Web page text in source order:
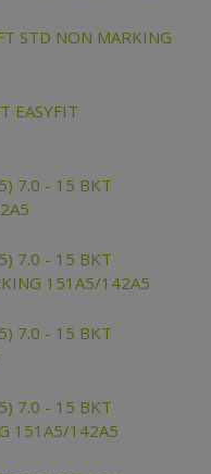
STD NON MARKING
EASYFIT
7.0 - 15 BKT
7.0 - 15 BKT
151A5/142A5
7.0 - 15 BKT
7.0 - 15 BKT
151A5/142A5